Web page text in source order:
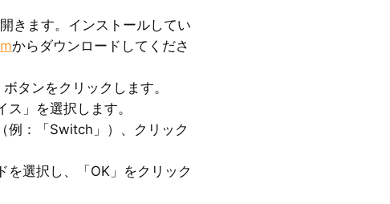
きます。インストールしてい
からダウンロードしてくださ
タンをクリックします。
ス」を選択します。
例：「Switch」）、クリック
を選択し、「OK」をクリック